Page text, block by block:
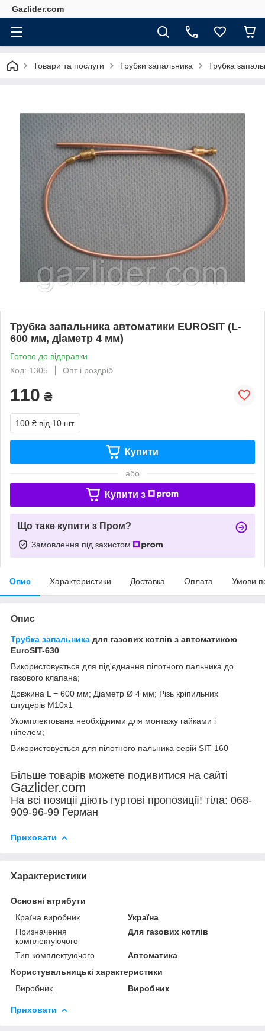
Gazlider.com
Товари та послуги Трубки запальника Трубка
Трубка запальника автоматики EUROSIT (L-
600 мм, діаметр 4 мм)
Готово до відправки
Код: 1305
Опт і роздріб
110 ₴
100 ₴ від 10 шт.
Купити
або
Купити з
Що таке купити з Пром?
Замовлення під захистом
Опис Характеристики Доставка Оплата Умови
Опис
Трубка запальника для газових котлів з автоматикою
EuroSIT-630
Використовується для під'єднання пілотного пальника до
газового клапана;
Довжина L = 600 мм; Діаметр Ø 4 мм; Різь кріпильних
штуцерів М10х1
Укомплектована необхідними для монтажу гайками і
ніпелем;
Використовується для пілотного пальника серій SIT 160
Більше товарів можете подивитися на сайті
Gazlider.com
На всі позиції діють гуртові пропозиції! тіла: 068-
909-96-99 Герман
Приховати
Характеристики
Основні атрибути
Країна виробник
Україна
Призначення
комплектуючого
Для газових котлів
Тип комплектуючого
Автоматика
Користувальницькі характеристики
Виробник
Виробник
Приховати